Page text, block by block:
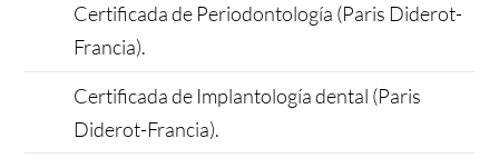
Certificada de Periodontología (Paris Diderot-
Francia).
Certificada de Implantología dental (Paris
Diderot-Francia).